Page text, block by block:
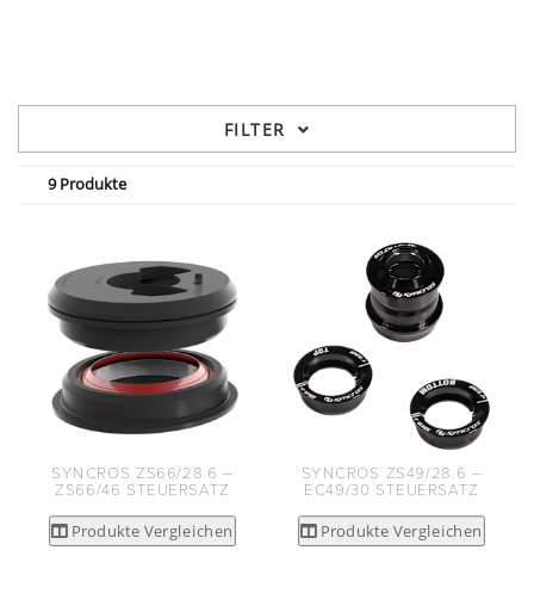
FILTER
9 Produkte
SYNCROS ZS66/28.6 –
ZS66/46 STEUERSATZ
Produkte Vergleichen
SYNCROS ZS49/28.6 –
EC49/30 STEUERSATZ
Produkte Vergleichen